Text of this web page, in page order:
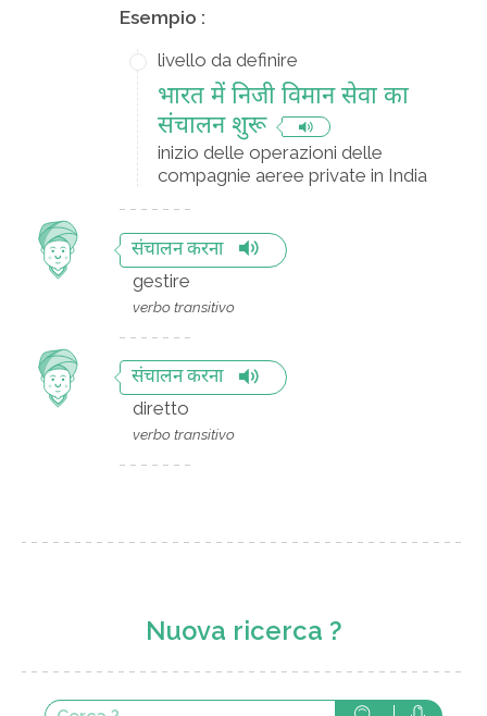
Esempio :
livello da definire
भारत में निजी विमान सेवा का
संचालन शुरू
inizio delle operazioni delle
compagnie aeree private in India
संचालन करना
gestire
verbo transitivo
संचालन करना
diretto
verbo transitivo
Nuova ricerca ?